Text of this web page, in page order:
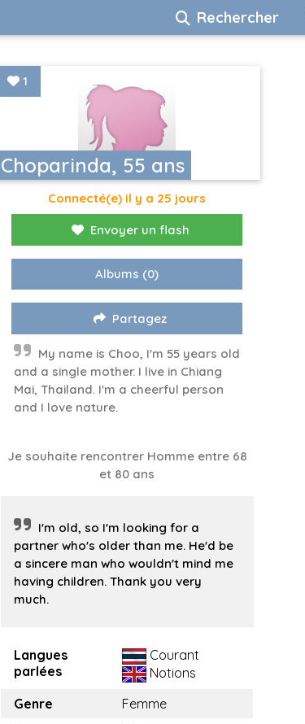
Rechercher
Choparinda, 55 ans
1
Connecté(e) il y a 25 jours
Envoyer un flash
Albums (0)
Partagez
My name is Choo, I'm 55 years old
and a single mother. I live in Chiang
Mai, Thailand. I'm a cheerful person
and I love nature.
Je souhaite rencontrer Homme entre 68
et 80 ans
I'm old, so I'm looking for a
partner who's older than me. He'd be
a sincere man who wouldn't mind me
having children. Thank you very
much.
Langues
parlées
Courant
Notions
Genre
Femme